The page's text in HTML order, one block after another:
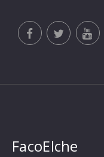
FacoElche